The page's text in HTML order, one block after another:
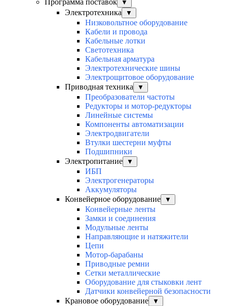
Программа поставок
▼
Электротехника ▼
Низковольтное оборудование
Кабели и провода
Кабельные лотки
Светотехника
Кабельная арматура
Электротехнические шины
Электрощитовое оборудование
Приводная техника
▼
Преобразователи частоты
Редукторы и мотор-редукторы
Линейные системы
Компоненты автоматизации
Электродвигатели
Втулки шестерни муфты
Подшипники
Электропитание
▼
ИБП
Электрогенераторы
Аккумуляторы
Конвейерное оборудование
▼
Конвейерные ленты
Замки и соединения
Модульные ленты
Направляющие и натяжители
Цепи
Мотор-барабаны
Приводные ремни
Сетки металлические
Оборудование для стыковки лент
Датчики конвейерной безопасности
Крановое оборудование
▼